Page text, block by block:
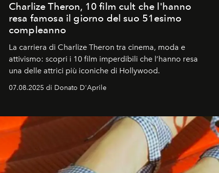
Charlize Theron, 10 film cult che l'hanno
resa famosa il giorno del suo 51esimo
compleanno
La carriera di Charlize Theron tra cinema, moda e
attivismo: scopri i 10 film imperdibili che l’hanno resa
una delle attrici più iconiche di Hollywood.
07.08.2025 di Donato D'Aprile